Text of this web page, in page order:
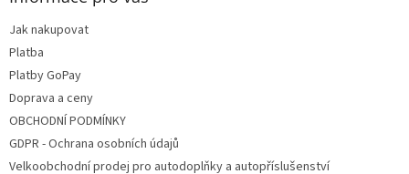
Jak nakupovat
Platba
Platby GoPay
Doprava a ceny
OBCHODNÍ PODMÍNKY
GDPR - Ochrana osobních údajů
Velkoobchodní prodej pro autodoplňky a autopříslušenství